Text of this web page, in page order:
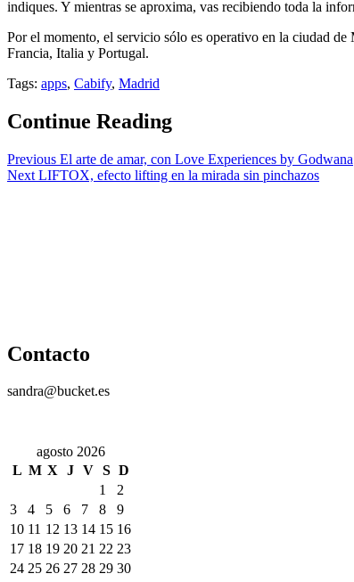
indiques. Y mientras se aproxima, vas recibiendo toda la
Por el momento, el servicio sólo es operativo en la ciudad
Francia, Italia y Portugal.
Tags: apps, Cabify, Madrid
Continue Reading
Previous El arte de amar, con Love Experiences by Godwana
Next LIFTOX, efecto lifting en la mirada sin pinchazos
Contacto
sandra@bucket.es
agosto 2026
L M X J V S D
1
2
3
4 5 6 7 8
9
10 11 12 13 14 15 16
17 18 19 20 21 22 23
24 25 26 27 28 29 30